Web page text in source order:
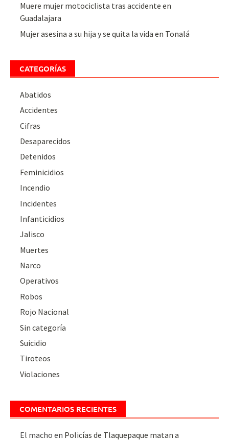
Muere mujer motociclista tras accidente en
Guadalajara
Mujer asesina a su hija y se quita la vida en Tonalá
CATEGORÍAS
Abatidos
Accidentes
Cifras
Desaparecidos
Detenidos
Feminicidios
Incendio
Incidentes
Infanticidios
Jalisco
Muertes
Narco
Operativos
Robos
Rojo Nacional
Sin categoría
Suicidio
Tiroteos
Violaciones
COMENTARIOS RECIENTES
El macho en Policías de Tlaquepaque matan a